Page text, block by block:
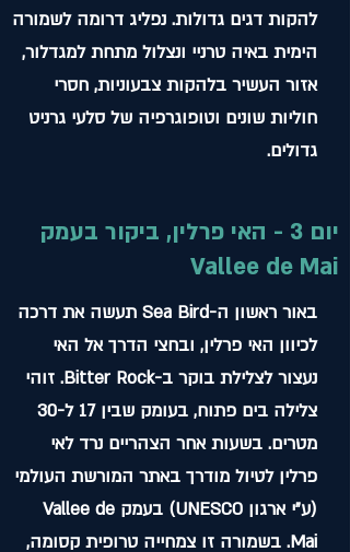
להקות דגים גדולות. נפליג דרומה לשמורה
הימית באיה טרניי ונצלול מתחת למגדלור,
אזור העשיר בלהקות צבעוניות, חסרי
חוליות שונים וטופוגרפיה של סלעי גרניט
גדולים.
יום 3 - האי פרלין, ביקור בעמק
Vallee de Mai
באור ראשון ה-Sea Bird תעשה את דרכה
לכיוון האי פרלין, ובחצי הדרך אל האי
נעצור לצלילת בוקר ב-Bitter Rock. זוהי
צלילה בים פתוח, בעומק שבין 17 ל-30
מטרים. בשעות אחר הצהריים נרד לאי
פרלין לטיול מודרך באתר המורשת העולמי
(ע"י ארגון UNESCO) בעמק Vallee de
Mai. בשמורה זו צמחייה טרופית קסומה,